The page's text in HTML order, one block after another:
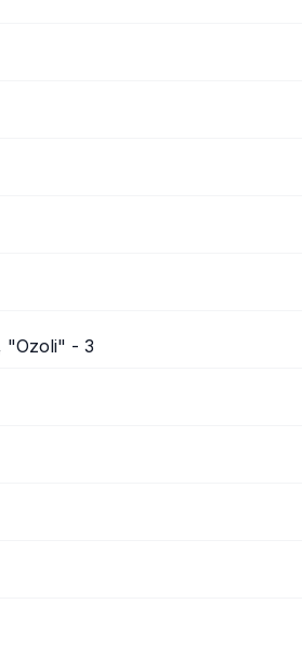
"Ozoli" - 3